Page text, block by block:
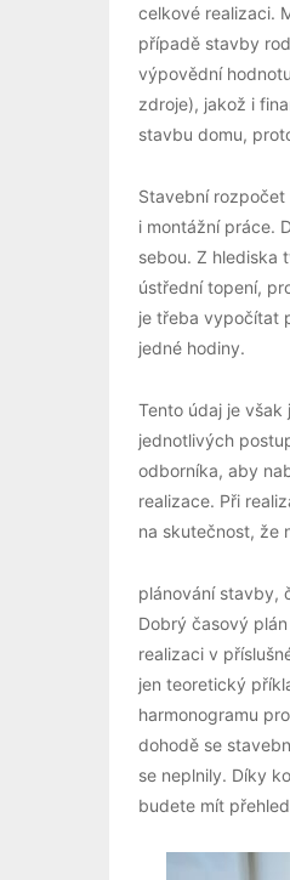
celkové realizaci.
případě stavby
výpovědní
zdroje), jakož i
stavbu domu,
Stavební rozpočet
i montážní práce.
sebou. Z hlediska
ústřední topení,
je třeba vypočítat
jedné hodiny.
Tento údaj je
jednotlivých
odborníka, aby
realizace. Při
na skutečnost, že
plánování stavby,
Dobrý časový
realizaci v
jen teoretický
harmonogramu
dohodě se
se neplnily. Díky
budete mít